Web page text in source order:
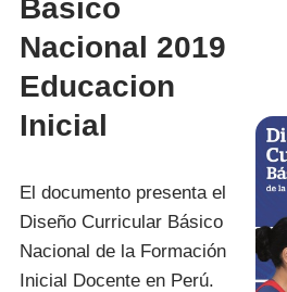
Basico
Nacional 2019
Educacion
Inicial
El documento presenta el
Diseño Curricular Básico
Nacional de la Formación
Inicial Docente en Perú.